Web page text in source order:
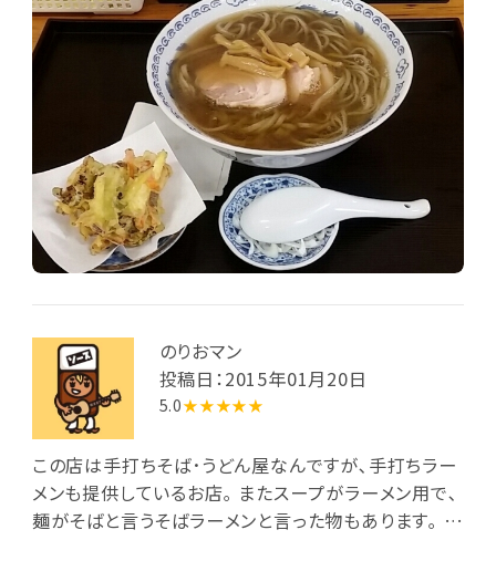
のりおマン
投稿日：2015年01月20日
5.0★★★★★
この店は手打ちそば･うどん屋なんですが､手打ちラー
メンも提供しているお店｡ またスープがラーメン用で､
麺がそばと言うそばラーメンと言った物もあります｡ ス